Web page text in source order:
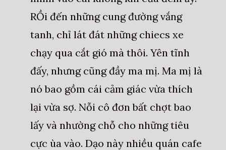
RỒi đến những cung đường vắng
tanh, chỉ lát đát những chiecs xe
chạy qua cắt gió mà thôi. Yên tĩnh
đấy, nhưng cũng đầy ma mị. Ma mị là
nó bao gồm cái cảm giác vừa thích
lại vừa sợ. Nỗi cô đơn bất chợt bao
lấy và nhường chỗ cho những tiêu
cực ùa vào. Dạo này nhiều quán cafe